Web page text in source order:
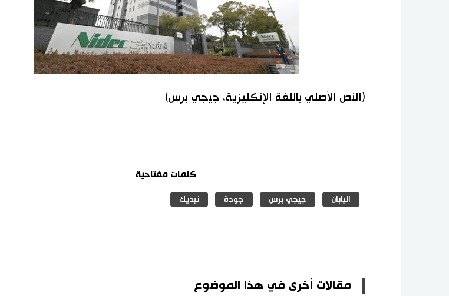
(النص الأصلي باللغة الإنكليزية، جيجي برس)
كلمات مفتاحية
اليابان جيجي برس جودة نيديك
مقالات أخرى في هذا الموضوع